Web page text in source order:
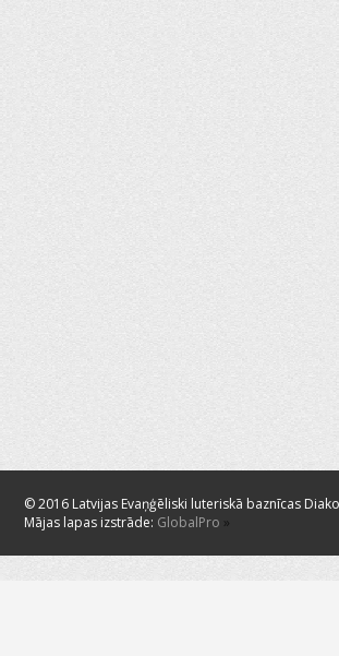
© 2016 Latvijas Evaņģēliski luteriskā baznīcas
Mājas lapas izstrāde: GlobalPro »